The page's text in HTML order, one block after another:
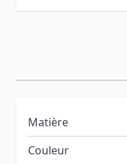
Matière
Couleur